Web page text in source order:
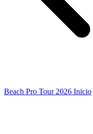
Beach Pro Tour 2026 Inicio